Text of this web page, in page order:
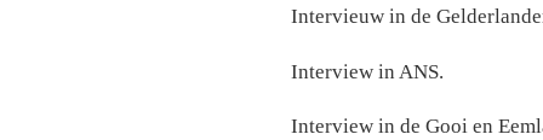
Intervieuw in de
Interview in ANS.
Interview in de Gooi en